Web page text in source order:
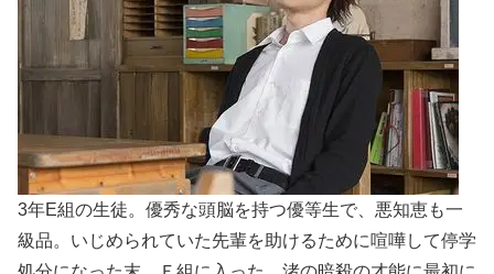
3年E組の生徒。優秀な頭脳を持つ優等生で、悪知恵も一
級品。いじめられていた先輩を助けるために喧嘩して停学